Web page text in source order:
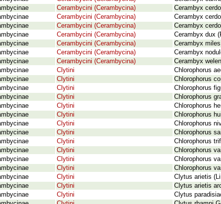
Cerambycini (Cerambycina)
Cerambyx
Cerambycini (Cerambycina)
Cerambyx
Cerambycini (Cerambycina)
Cerambyx
Cerambycini (Cerambycina)
Cerambyx dux
Cerambycini (Cerambycina)
Cerambyx
Cerambycini (Cerambycina)
Cerambyx
Cerambycini (Cerambycina)
Cerambyx
Clytini
Chlorophorus
Clytini
Chlorophorus
Clytini
Chlorophorus
Clytini
Chlorophorus
Clytini
Chlorophorus
Clytini
Chlorophorus
Clytini
Chlorophorus
Clytini
Chlorophorus
Clytini
Chlorophorus
Clytini
Chlorophorus
Clytini
Chlorophorus
Clytini
Chlorophorus
Clytini
Clytus arietis
Clytini
Clytus arietis
Clytini
Clytus